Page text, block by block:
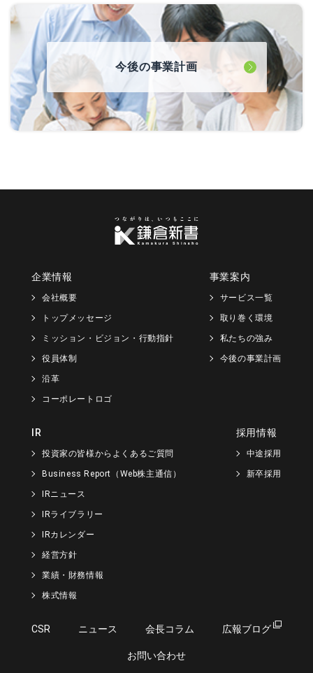
今後の事業計画
企業情報
会社概要
トップメッセージ
ミッション・ビジョン・行動指針
役員体制
沿革
コーポレートロゴ
事業案内
サービス一覧
取り巻く環境
私たちの強み
今後の事業計画
IR
投資家の皆様からよくあるご質問
Business Report（Web株主通信）
IRニュース
IRライブラリー
IRカレンダー
経営方針
業績・財務情報
株式情報
採用情報
中途採用
新卒採用
CSR ニュース 会長コラム 広報ブログ
お問い合わせ